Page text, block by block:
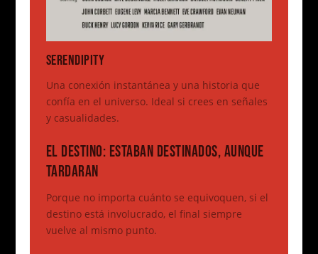
SERENDIPITY
Una conexión instantánea y una historia que
confía en el universo. Ideal si crees en señales
y casualidades.
EL DESTINO: ESTABAN DESTINADOS, AUNQUE
TARDARAN
Porque no importa cuánto se equivoquen, si el
destino está involucrado, el final siempre
vuelve al mismo punto.